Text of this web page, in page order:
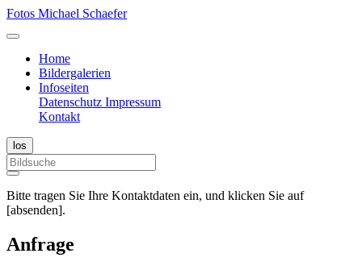
Fotos Michael Schaefer
Home
Bildergalerien
Infoseiten
Datenschutz Impressum
Kontakt
Bitte tragen Sie Ihre Kontaktdaten ein, und klicken Sie auf
[absenden].
Anfrage